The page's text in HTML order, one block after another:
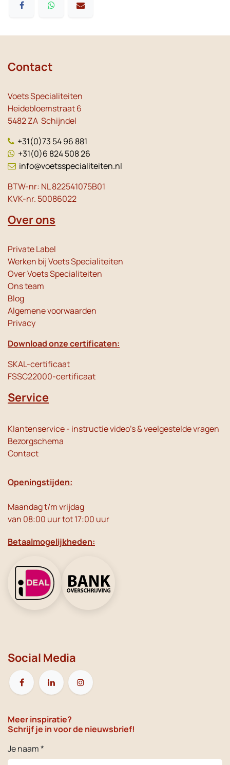
Contact
Voets Specialiteiten
Heidebloemstraat 6
5482 ZA Schijndel
+31(0)73 54 96 881
+31(0)6 824 508 26
info@voetsspecialiteiten.nl
BTW-nr: NL 822541075B01
KVK-nr. 50086022
Over ons
Private Label
Werken bij Voets Specialiteiten
Over Voets Specialiteiten
Ons team
Blog
Algemene voorwaarden
Privacy
Download onze certificaten:
SKAL-certificaat
FSSC22000-certificaat
Service
Klantenservice - instructie video's & veelgestelde vragen
Bezorgschema
Contact
Openingstijden:
Maandag t/m vrijdag
van 08:00 uur tot 17:00 uur
Betaalmogelijkheden:
Social Media
Meer inspiratie?
Schrijf je in voor de nieuwsbrief!
Je naam *